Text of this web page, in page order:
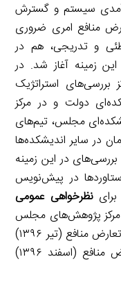
سیستم و گسترش
منافع امری ضروری
و تدریجی، هم در
زمینه آغاز شد. در
استراتژیک
دولت و در مرکز
مجلس، تیم‌های
در سایر اندیشکده‌ها
در این زمینه
در پیش‌نویس
براینظرخواهی عمومی
گزارش مرکز پژوهش‌های مجلس
در مورد دسته‌بندی و انواع موقعیت‌های تعارض منافع (تیر ۱۳۹۶)
و راهکارهای پیشگیری و مدیریت تعارض منافع (اسفند ۱۳۹۶)